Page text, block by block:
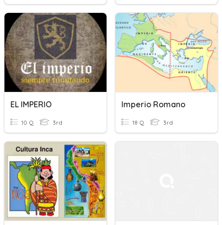
EL IMPERIO
10 Q 3rd
Imperio Romano
18 Q 3rd